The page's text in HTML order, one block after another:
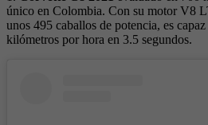
único en Colombia. Con su motor V8
unos 495 caballos de potencia, es
kilómetros por hora en 3.5 segundos.